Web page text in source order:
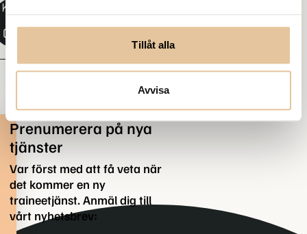
Tillåt alla
Avvisa
Kopiera
Prenumerera på nya
tjänster
Var först med att få veta när
det kommer en ny
traineetjänst. Anmäl dig till
vårt nyhetsbrev: